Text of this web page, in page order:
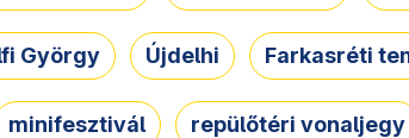
György Újdelhi Farkasréti
minifesztivál repülőtéri vonaljegy